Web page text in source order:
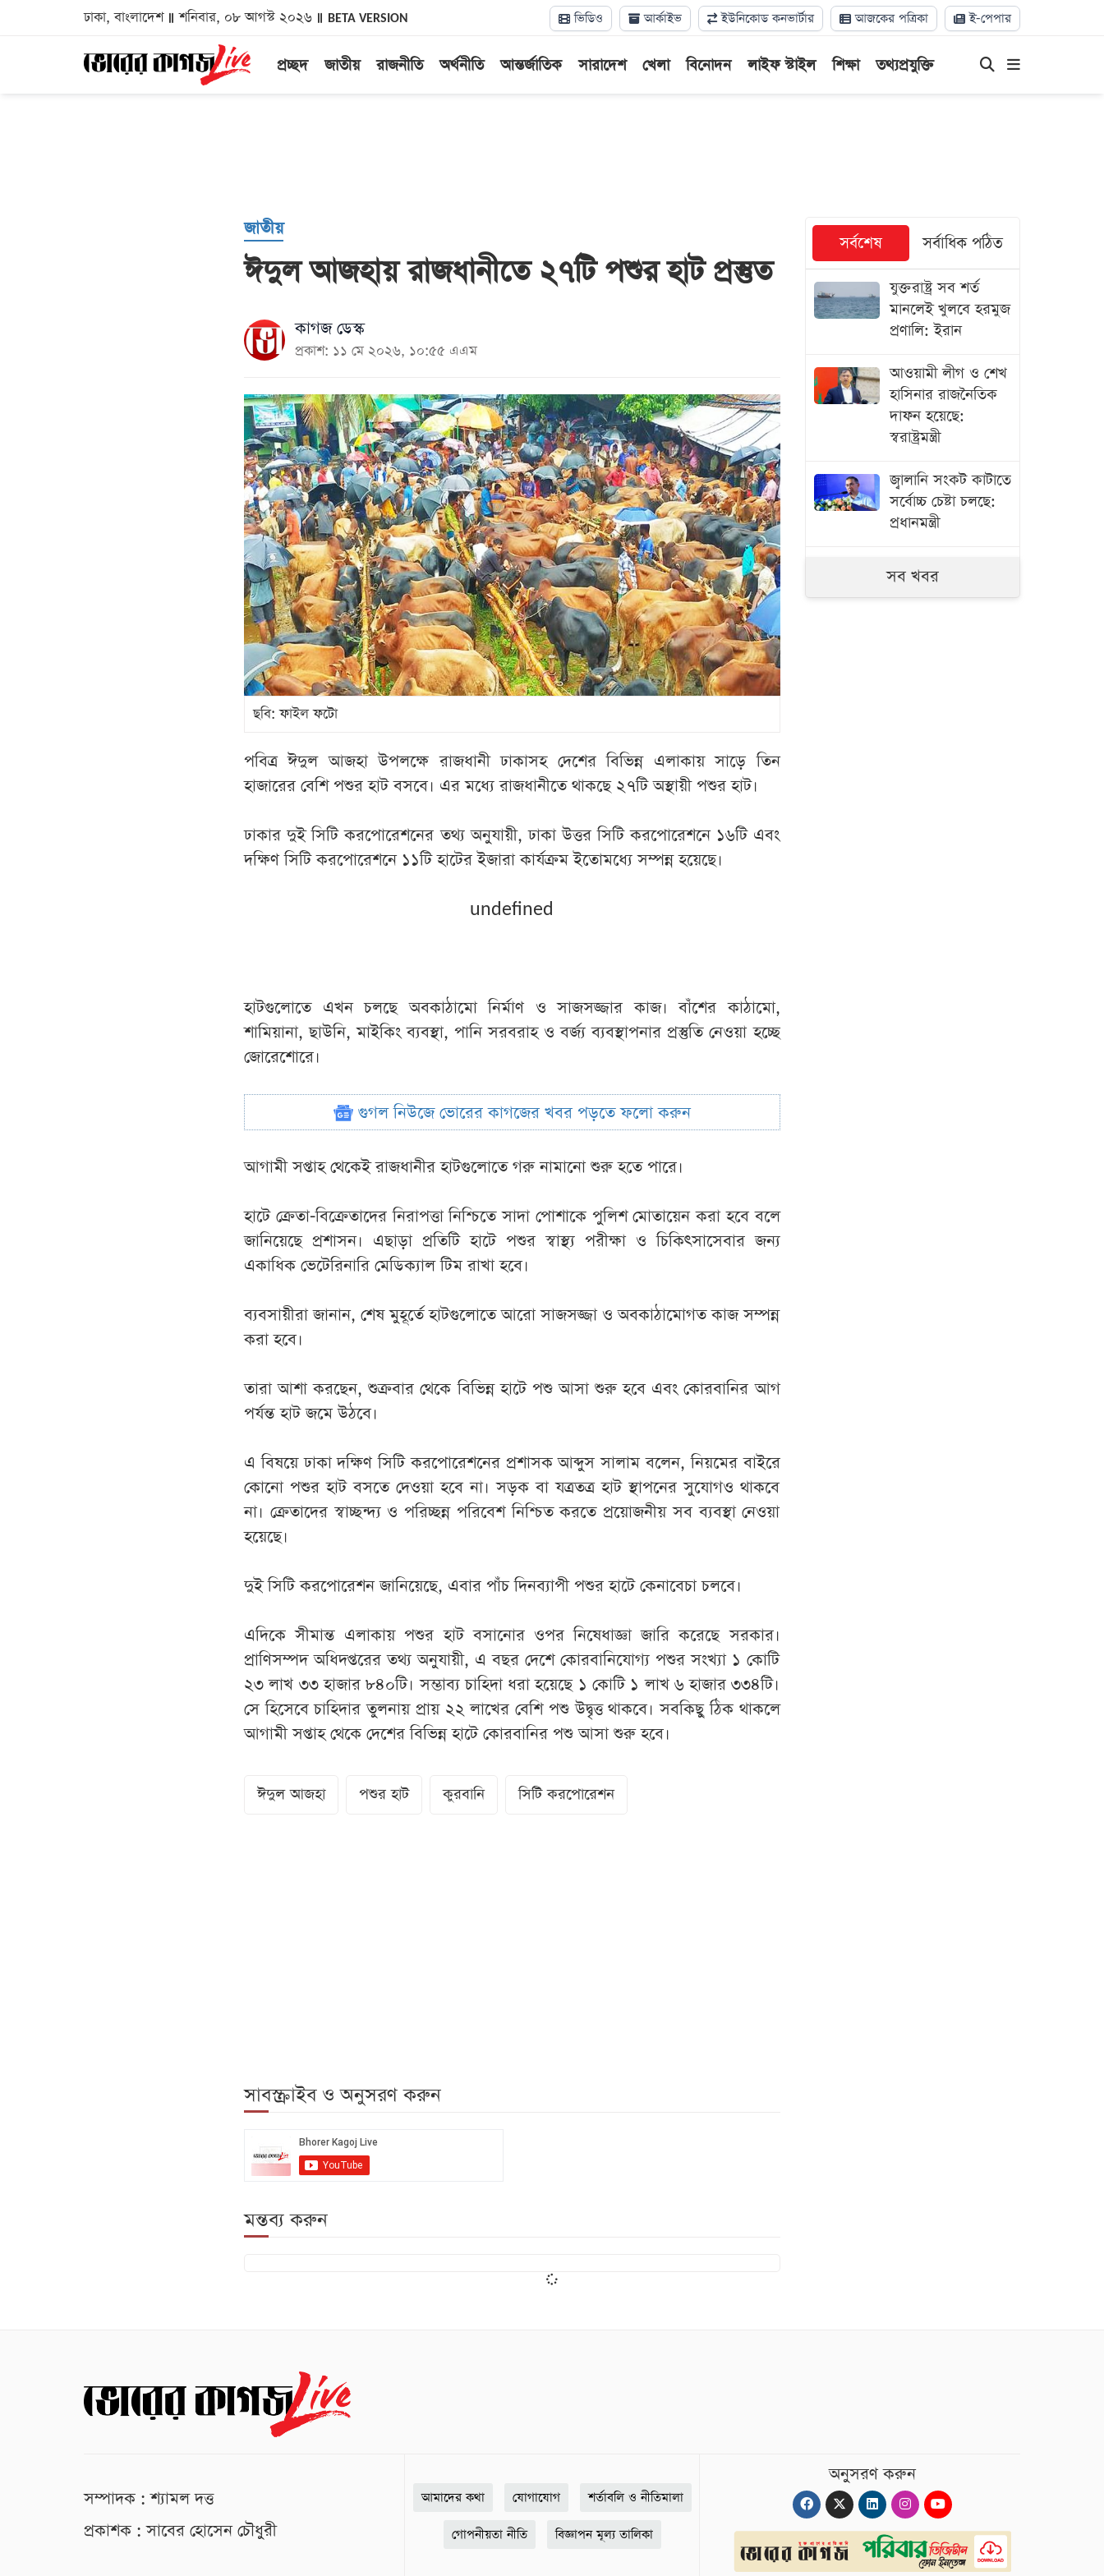
ঢাকা, বাংলাদেশ শনিবার, ০৮ আগস্ট ২০২৬ BETA VERSION ভিডিও আর্কাইভ ইউনিকোড কনভার্টার আজকের পত্রিকা ই-পেপার
প্রচ্ছদ জাতীয় রাজনীতি অর্থনীতি আন্তর্জাতিক সারাদেশ খেলা বিনোদন লাইফ স্টাইল শিক্ষা তথ্যপ্রযুক্তি
জাতীয়
ঈদুল আজহায় রাজধানীতে ২৭টি পশুর হাট প্রস্তুত
কাগজ ডেস্ক
প্রকাশ: ১১ মে ২০২৬, ১০:৫৫ এএম
ছবি: ফাইল ফটো
পবিত্র ঈদুল আজহা উপলক্ষে রাজধানী ঢাকাসহ দেশের বিভিন্ন এলাকায় সাড়ে তিন
হাজারের বেশি পশুর হাট বসবে। এর মধ্যে রাজধানীতে থাকছে ২৭টি অস্থায়ী পশুর হাট।
ঢাকার দুই সিটি করপোরেশনের তথ্য অনুযায়ী, ঢাকা উত্তর সিটি করপোরেশনে ১৬টি এবং
দক্ষিণ সিটি করপোরেশনে ১১টি হাটের ইজারা কার্যক্রম ইতোমধ্যে সম্পন্ন হয়েছে।
undefined
হাটগুলোতে এখন চলছে অবকাঠামো নির্মাণ ও সাজসজ্জার কাজ। বাঁশের কাঠামো,
শামিয়ানা, ছাউনি, মাইকিং ব্যবস্থা, পানি সরবরাহ ও বর্জ্য ব্যবস্থাপনার প্রস্তুতি নেওয়া হচ্ছে
জোরেশোরে।
গুগল নিউজে ভোরের কাগজের খবর পড়তে ফলো করুন
আগামী সপ্তাহ থেকেই রাজধানীর হাটগুলোতে গরু নামানো শুরু হতে পারে।
হাটে ক্রেতা-বিক্রেতাদের নিরাপত্তা নিশ্চিতে সাদা পোশাকে পুলিশ মোতায়েন করা হবে বলে
জানিয়েছে প্রশাসন। এছাড়া প্রতিটি হাটে পশুর স্বাস্থ্য পরীক্ষা ও চিকিৎসাসেবার জন্য
একাধিক ভেটেরিনারি মেডিক্যাল টিম রাখা হবে।
ব্যবসায়ীরা জানান, শেষ মুহূর্তে হাটগুলোতে আরো সাজসজ্জা ও অবকাঠামোগত কাজ সম্পন্ন
করা হবে।
তারা আশা করছেন, শুক্রবার থেকে বিভিন্ন হাটে পশু আসা শুরু হবে এবং কোরবানির আগ
পর্যন্ত হাট জমে উঠবে।
এ বিষয়ে ঢাকা দক্ষিণ সিটি করপোরেশনের প্রশাসক আব্দুস সালাম বলেন, নিয়মের বাইরে
কোনো পশুর হাট বসতে দেওয়া হবে না। সড়ক বা যত্রতত্র হাট স্থাপনের সুযোগও থাকবে
না। ক্রেতাদের স্বাচ্ছন্দ্য ও পরিচ্ছন্ন পরিবেশ নিশ্চিত করতে প্রয়োজনীয় সব ব্যবস্থা নেওয়া
হয়েছে।
দুই সিটি করপোরেশন জানিয়েছে, এবার পাঁচ দিনব্যাপী পশুর হাটে কেনাবেচা চলবে।
এদিকে সীমান্ত এলাকায় পশুর হাট বসানোর ওপর নিষেধাজ্ঞা জারি করেছে সরকার।
প্রাণিসম্পদ অধিদপ্তরের তথ্য অনুযায়ী, এ বছর দেশে কোরবানিযোগ্য পশুর সংখ্যা ১ কোটি
২৩ লাখ ৩৩ হাজার ৮৪০টি। সম্ভাব্য চাহিদা ধরা হয়েছে ১ কোটি ১ লাখ ৬ হাজার ৩৩৪টি।
সে হিসেবে চাহিদার তুলনায় প্রায় ২২ লাখের বেশি পশু উদ্বৃত্ত থাকবে। সবকিছু ঠিক থাকলে
আগামী সপ্তাহ থেকে দেশের বিভিন্ন হাটে কোরবানির পশু আসা শুরু হবে।
ঈদুল আজহা পশুর হাট কুরবানি সিটি করপোরেশন
সাবস্ক্রাইব ও অনুসরণ করুন
মন্তব্য করুন
সর্বশেষ সর্বাধিক পঠিত
যুক্তরাষ্ট্র সব শর্ত
মানলেই খুলবে হরমুজ
প্রণালি: ইরান
আওয়ামী লীগ ও শেখ
হাসিনার রাজনৈতিক
দাফন হয়েছে:
স্বরাষ্ট্রমন্ত্রী
জ্বালানি সংকট কাটাতে
সর্বোচ্চ চেষ্টা চলছে:
প্রধানমন্ত্রী
রাজউক চেয়ারম্যান
‘ভূমিকম্প ঝুঁকি
সব খবর
সম্পাদক : শ্যামল দত্ত
প্রকাশক : সাবের হোসেন চৌধুরী
আমাদের কথা যোগাযোগ শর্তাবলি ও নীতিমালা
গোপনীয়তা নীতি বিজ্ঞাপন মূল্য তালিকা
অনুসরণ করুন